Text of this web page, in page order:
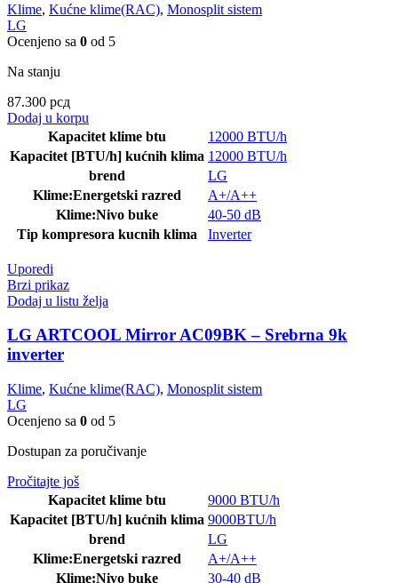
Klime, Kućne klime(RAC), Monosplit sistem
LG
Ocenjeno sa 0 od 5
Na stanju
87.300 рсд
Dodaj u korpu
Kapacitet klime btu
12000 BTU/h
Kapacitet [BTU/h] kućnih klima 12000 BTU/h
brend
LG
Klime:Energetski razred
A+/A++
Klime:Nivo buke
40-50 dB
Tip kompresora kucnih klima
Inverter
Uporedi
Brzi prikaz
Dodaj u listu želja
LG ARTCOOL Mirror AC09BK – Srebrna 9k
inverter
Klime, Kućne klime(RAC), Monosplit sistem
LG
Ocenjeno sa 0 od 5
Dostupan za poručivanje
Pročitajte još
Kapacitet klime btu
9000 BTU/h
Kapacitet [BTU/h] kućnih klima 9000BTU/h
brend
LG
Klime:Energetski razred
A+/A++
Klime:Nivo buke
30-40 dB